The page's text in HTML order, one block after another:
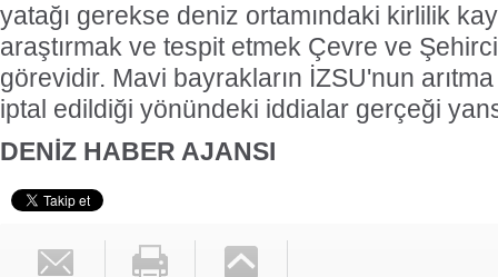
yatağı gerekse deniz ortamındaki kirlilik
araştırmak ve tespit etmek Çevre ve
görevidir. Mavi bayrakların İZSU'nun
iptal edildiği yönündeki iddialar gerçeği
DENİZ HABER AJANSI